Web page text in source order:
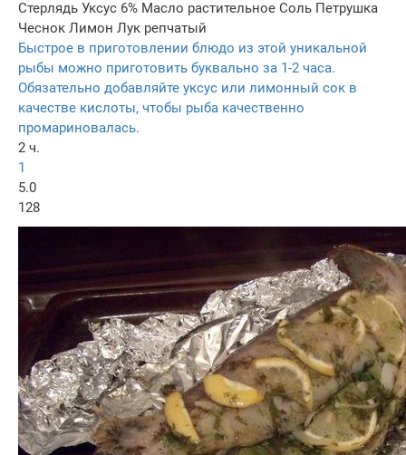
Стерлядь Уксус 6% Масло растительное Соль Петрушка
Чеснок Лимон Лук репчатый
Быстрое в приготовлении блюдо из этой уникальной
рыбы можно приготовить буквально за 1-2 часа.
Обязательно добавляйте уксус или лимонный сок в
качестве кислоты, чтобы рыба качественно
промариновалась.
2 ч.
1
5.0
128